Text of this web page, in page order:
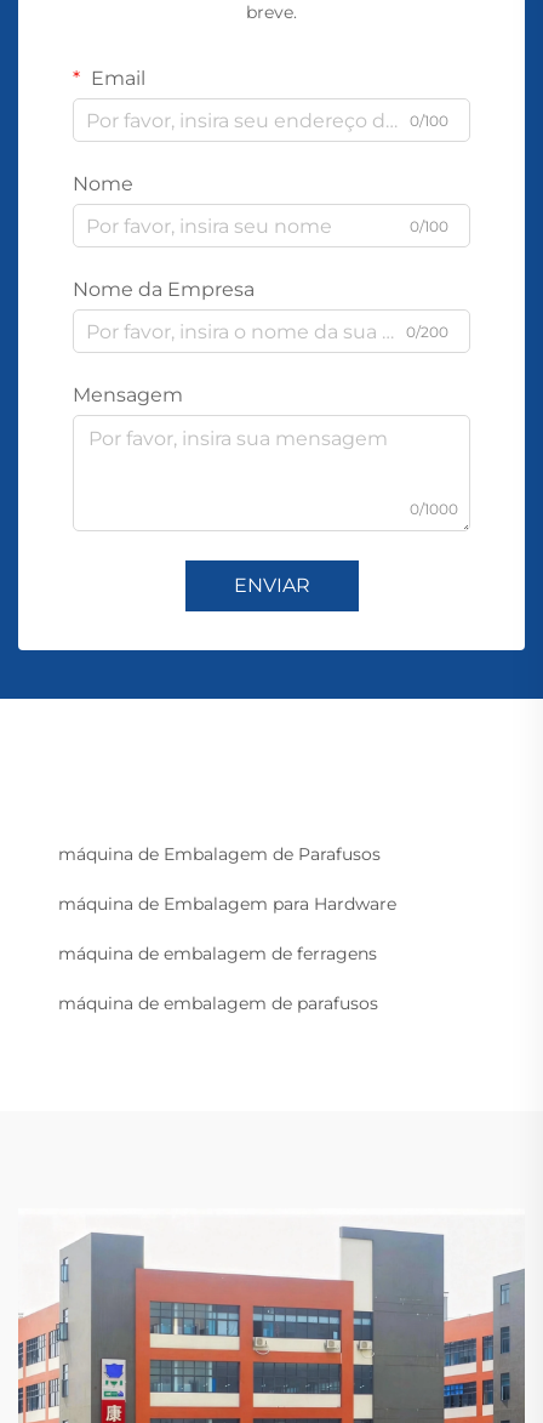
breve.
Email
0/100
Nome
0/100
Nome da Empresa
0/200
Mensagem
0/1000
ENVIAR
máquina de Embalagem de Parafusos
máquina de Embalagem para Hardware
máquina de embalagem de ferragens
máquina de embalagem de parafusos